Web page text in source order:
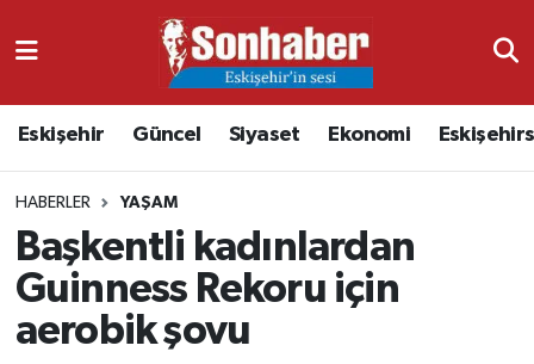
Eskişehir Güncel Siyaset Ekonomi
HABERLER YAŞAM
Başkentli kadınlardan
Guinness Rekoru için
aerobik şovu
Ekonomi
Güncel
Kültür & Sanat
Nöbetçi Eczaneler
Namaz Vakitleri
Trafik Durumu
Süper Lig Puan Durumu ve Fikstür